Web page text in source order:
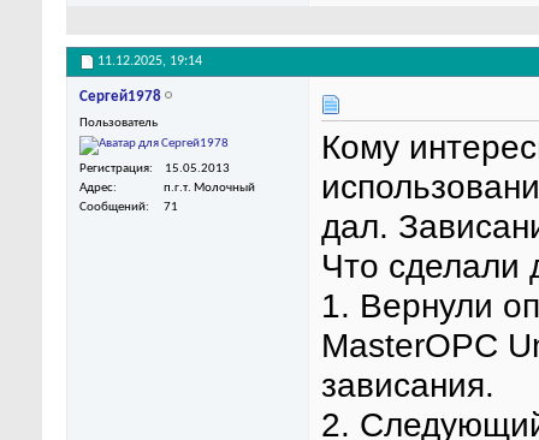
11.12.2025, 19:14
Сергей1978
Пользователь
Регистрация
15.05.2013
Адрес
п.г.т. Молочный
Сообщений
71
Кому
дал.
Что сделали
1. Вернули
MasterOPC
зависания.
2.